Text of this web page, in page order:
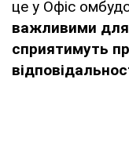
це у Офіс
важливими для
сприятимуть